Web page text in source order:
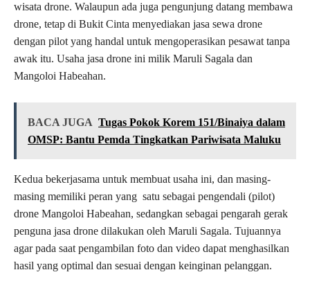
wisata drone. Walaupun ada juga pengunjung datang membawa
drone, tetap di Bukit Cinta menyediakan jasa sewa drone
dengan pilot yang handal untuk mengoperasikan pesawat tanpa
awak itu. Usaha jasa drone ini milik Maruli Sagala dan
Mangoloi Habeahan.
BACA JUGA Tugas Pokok Korem 151/Binaiya dalam
OMSP: Bantu Pemda Tingkatkan Pariwisata Maluku
Kedua bekerjasama untuk membuat usaha ini, dan masing-
masing memiliki peran yang satu sebagai pengendali (pilot)
drone Mangoloi Habeahan, sedangkan sebagai pengarah gerak
penguna jasa drone dilakukan oleh Maruli Sagala. Tujuannya
agar pada saat pengambilan foto dan video dapat menghasilkan
hasil yang optimal dan sesuai dengan keinginan pelanggan.